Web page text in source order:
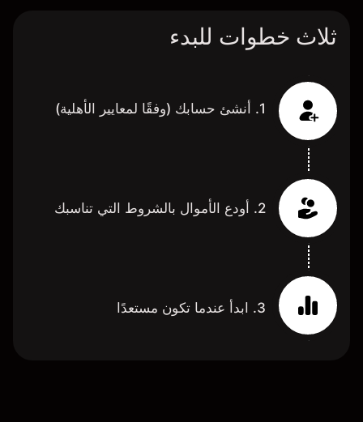
ثلاث خطوات للبدء
1. أنشئ حسابك (وفقًا لمعايير الأهلية)
2. أودع الأموال بالشروط التي تناسبك
3. ابدأ عندما تكون مستعدًا